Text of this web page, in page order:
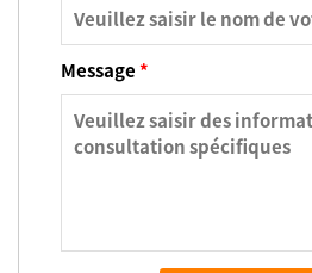
Message*